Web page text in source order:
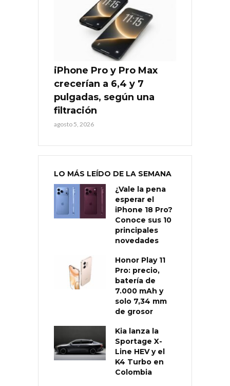
iPhone Pro y Pro Max
crecerían a 6,4 y 7
pulgadas, según una
filtración
agosto 5, 2026
LO MÁS LEÍDO DE LA SEMANA
¿Vale la pena
esperar el
iPhone 18 Pro?
Conoce sus 10
principales
novedades
Honor Play 11
Pro: precio,
batería de
7.000 mAh y
solo 7,34 mm
de grosor
Kia lanza la
Sportage X-
Line HEV y el
K4 Turbo en
Colombia